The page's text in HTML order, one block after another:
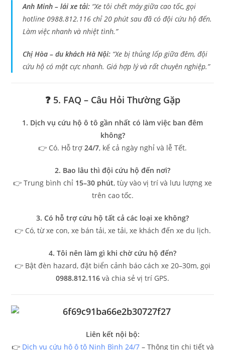
Anh Minh – lái xe tải: “Xe tôi chết máy giữa cao tốc, gọi
hotline 0988.812.116 chỉ 20 phút sau đã có đội cứu hộ đến.
Làm việc nhanh và nhiệt tình.”
Chị Hòa – du khách Hà Nội: “Xe bị thủng lốp giữa đêm, đội
cứu hộ có mặt cực nhanh. Giá hợp lý và rất chuyên nghiệp.”
❓ 5. FAQ – Câu Hỏi Thường Gặp
1. Dịch vụ cứu hộ ô tô gần nhất có làm việc ban đêm
không?
👉 Có. Hỗ trợ 24/7, kể cả ngày nghỉ và lễ Tết.
2. Bao lâu thì đội cứu hộ đến nơi?
👉 Trung bình chỉ 15–30 phút, tùy vào vị trí và lưu lượng xe
trên cao tốc.
3. Có hỗ trợ cứu hộ tất cả các loại xe không?
👉 Có, từ xe con, xe bán tải, xe tải, xe khách đến xe du lịch.
4. Tôi nên làm gì khi chờ cứu hộ đến?
👉 Bật đèn hazard, đặt biển cảnh báo cách xe 20–30m, gọi
0988.812.116 và chia sẻ vị trí GPS.
Liên kết nội bộ:
👉Dịch vụ cứu hộ ô tô Ninh Bình 24/7– Thông tin chi tiết và